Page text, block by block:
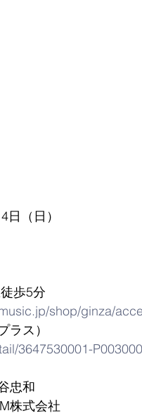
（日）
歩5分
shop/ginza/
ラス）
3647530001-
忠和
株式会社